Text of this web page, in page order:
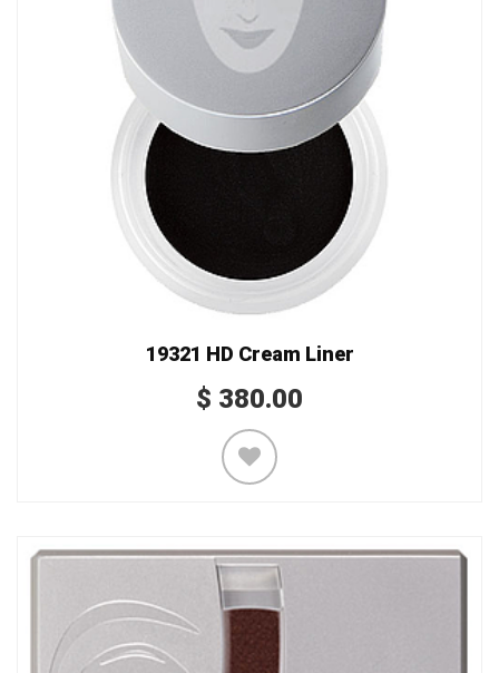
19321 HD Cream Liner
$ 380.00